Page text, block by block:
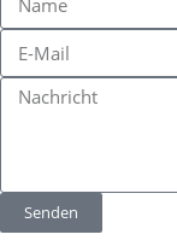
Senden